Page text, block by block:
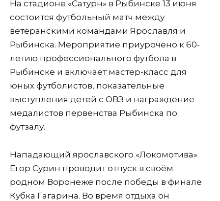
На стадионе «Сатурн» в Рыбинске 13 июня
состоится футбольный матч между
ветеранскими командами Ярославля и
Рыбинска. Мероприятие приурочено к 60-
летию профессионального футбола в
Рыбинске и включает мастер-класс для
юных футболистов, показательные
выступления детей с ОВЗ и награждение
медалистов первенства Рыбинска по
футзалу.
Нападающий ярославского «Локомотива»
Егор Сурин проводит отпуск в своём
родном Воронеже после победы в финале
Кубка Гагарина. Во время отдыха он